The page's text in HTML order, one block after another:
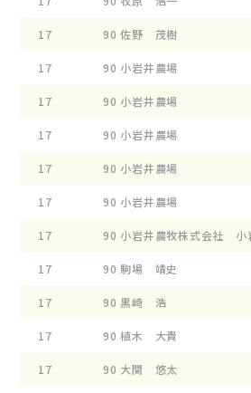
17 90 佐野 茂樹
17 90 小岩井農場
17 90 小岩井農場
17 90 小岩井農場
17 90 小岩井農場
17 90 小岩井農場
17 90 小岩井農牧株式会社 小
17 90 駒場 靖史
17 90 黒崎 浩
17 90 植木 大貴
17 90 大関 悠太